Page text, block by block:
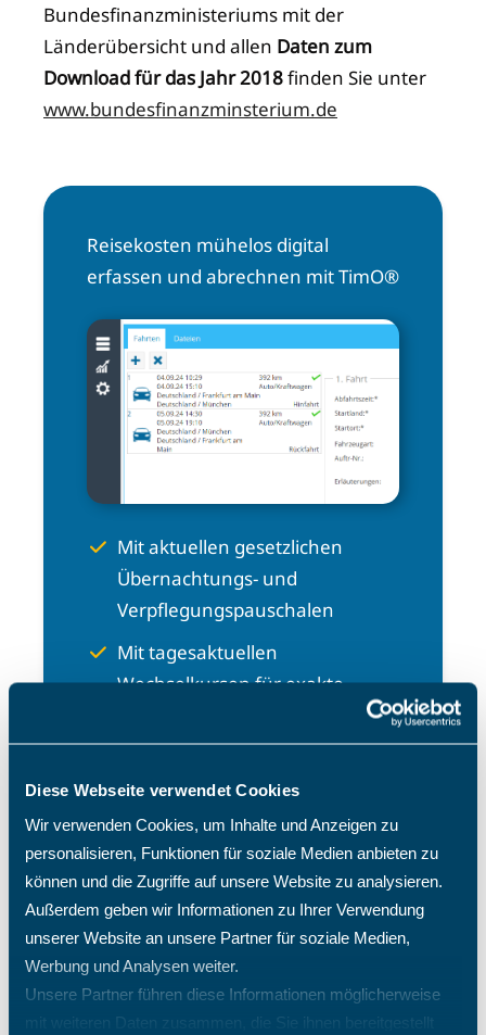
Diese Webseite verwendet Cookies
Wir verwenden Cookies, um Inhalte und Anzeigen zu
personalisieren, Funktionen für soziale Medien anbieten zu
können und die Zugriffe auf unsere Website zu analysieren.
Außerdem geben wir Informationen zu Ihrer Verwendung
unserer Website an unsere Partner für soziale Medien,
Werbung und Analysen weiter.
Unsere Partner führen diese Informationen möglicherweise
mit weiteren Daten zusammen, die Sie ihnen bereitgestellt
Bundesfinanzministeriums mit der
Länderübersicht und allen Daten zum
Download für das Jahr 2018finden Sie unter
www.bundesfinanzminsterium.de
Reisekosten mühelos digital
erfassen und abrechnen mit TimO®
Mit aktuellen gesetzlichen
Übernachtungs- und
Verpflegungspauschalen
Mit tagesaktuellen
Wechselkursen für exakte
ohne Warteschleife
Mehr zur Reisekosten-
Software